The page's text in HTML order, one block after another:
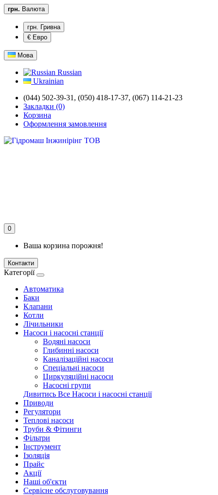
грн. Валюта
грн. Гривна
€ Евро
Мова
Russian
Ukrainian
(044) 502-39-31, (050) 418-17-37, (067) 114-21-23
Закладки (0)
Корзина
Оформлення замовлення
0
Ваша корзина порожня!
Контакти
Категорії
Автоматика
Баки
Клапани
Котли
Лічильники
Насоси і насосні станції
Водяні насоси
Глибинні насоси
Каналізаційні насоси
Спеціальні насоси
Циркуляційні насоси
Насосні групи
Дивитись Все Насоси і насосні станції
Приводи
Регулятори
Теплові насоси
Труби & Фітинги
Фільтри
Інструмент
Ізоляція
Прайс
Акції
Наші об'єкти
Сервісне обслуговування